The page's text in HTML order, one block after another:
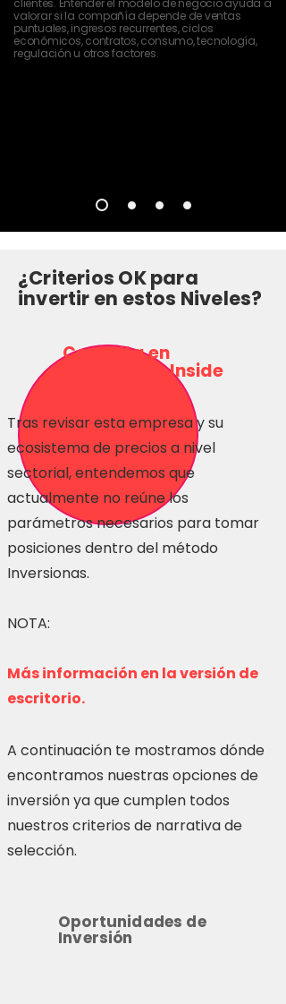
clientes. Entender el modelo de negocio ayuda a
valorar si la compañía depende de ventas
puntuales, ingresos recurrentes, ciclos
económicos, contratos, consumo, tecnología,
regulación u otros factores.
¿Criterios OK para
invertir en estos Niveles?
Consulta en
Inversionas Inside
Tras revisar esta empresa y su
ecosistema de precios a nivel
sectorial, entendemos que
actualmente no reúne los
parámetros necesarios para tomar
posiciones dentro del método
Inversionas.
NOTA:
Más información en la versión de
escritorio.
A continuación te mostramos dónde
encontramos nuestras opciones de
inversión ya que cumplen todos
nuestros criterios de narrativa de
selección.
Oportunidades de
Inversión